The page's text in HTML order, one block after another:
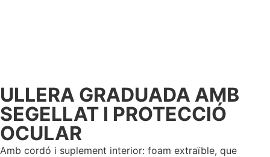
ULLERA GRADUADA AMB
SEGELLAT I PROTECCIÓ
OCULAR
Amb cordó i suplement interior: foam extraïble, que